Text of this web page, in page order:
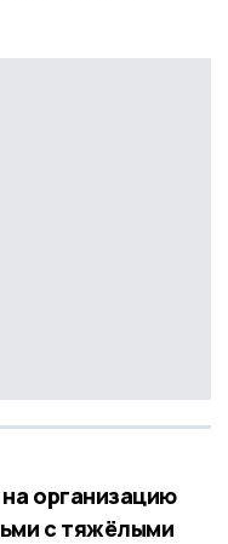
организацию
с тяжёлыми